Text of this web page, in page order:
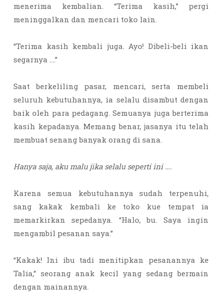
menerima kembalian. “Terima kasih,” pergi
meninggalkan dan mencari toko lain.
“Terima kasih kembali juga. Ayo! Dibeli-beli ikan
segarnya ….”
Saat berkeliling pasar, mencari, serta membeli
seluruh kebutuhannya, ia selalu disambut dengan
baik oleh para pedagang. Semuanya juga berterima
kasih kepadanya. Memang benar, jasanya itu telah
membuat senang banyak orang di sana.
Hanya saja, aku malu jika selalu seperti ini ….
Karena semua kebutuhannya sudah terpenuhi,
sang kakak kembali ke toko kue tempat ia
memarkirkan sepedanya. “Halo, bu. Saya ingin
mengambil pesanan saya.”
“Kakak! Ini ibu tadi menitipkan pesanannya ke
Talia,” seorang anak kecil yang sedang bermain
dengan mainannya.